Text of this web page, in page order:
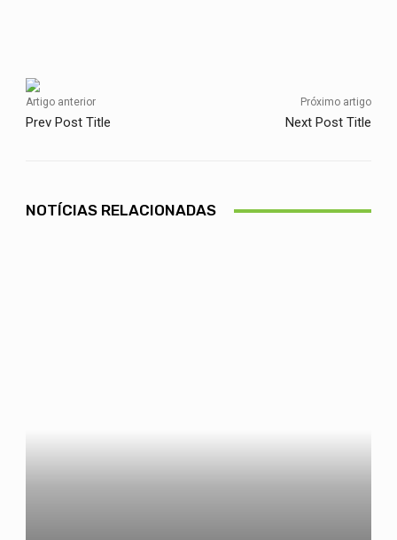
Artigo anterior
Prev Post Title
Próximo artigo
Next Post Title
NOTÍCIAS RELACIONADAS